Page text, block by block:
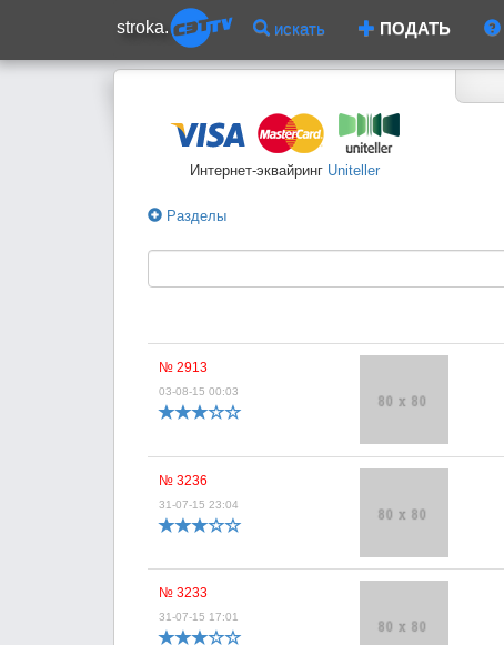
stroka. искать ПОДАТЬ
Интернет-эквайринг Uniteller
Разделы
№ 2913
03-08-15 00:03
№ 3236
31-07-15 23:04
№ 3233
31-07-15 17:01